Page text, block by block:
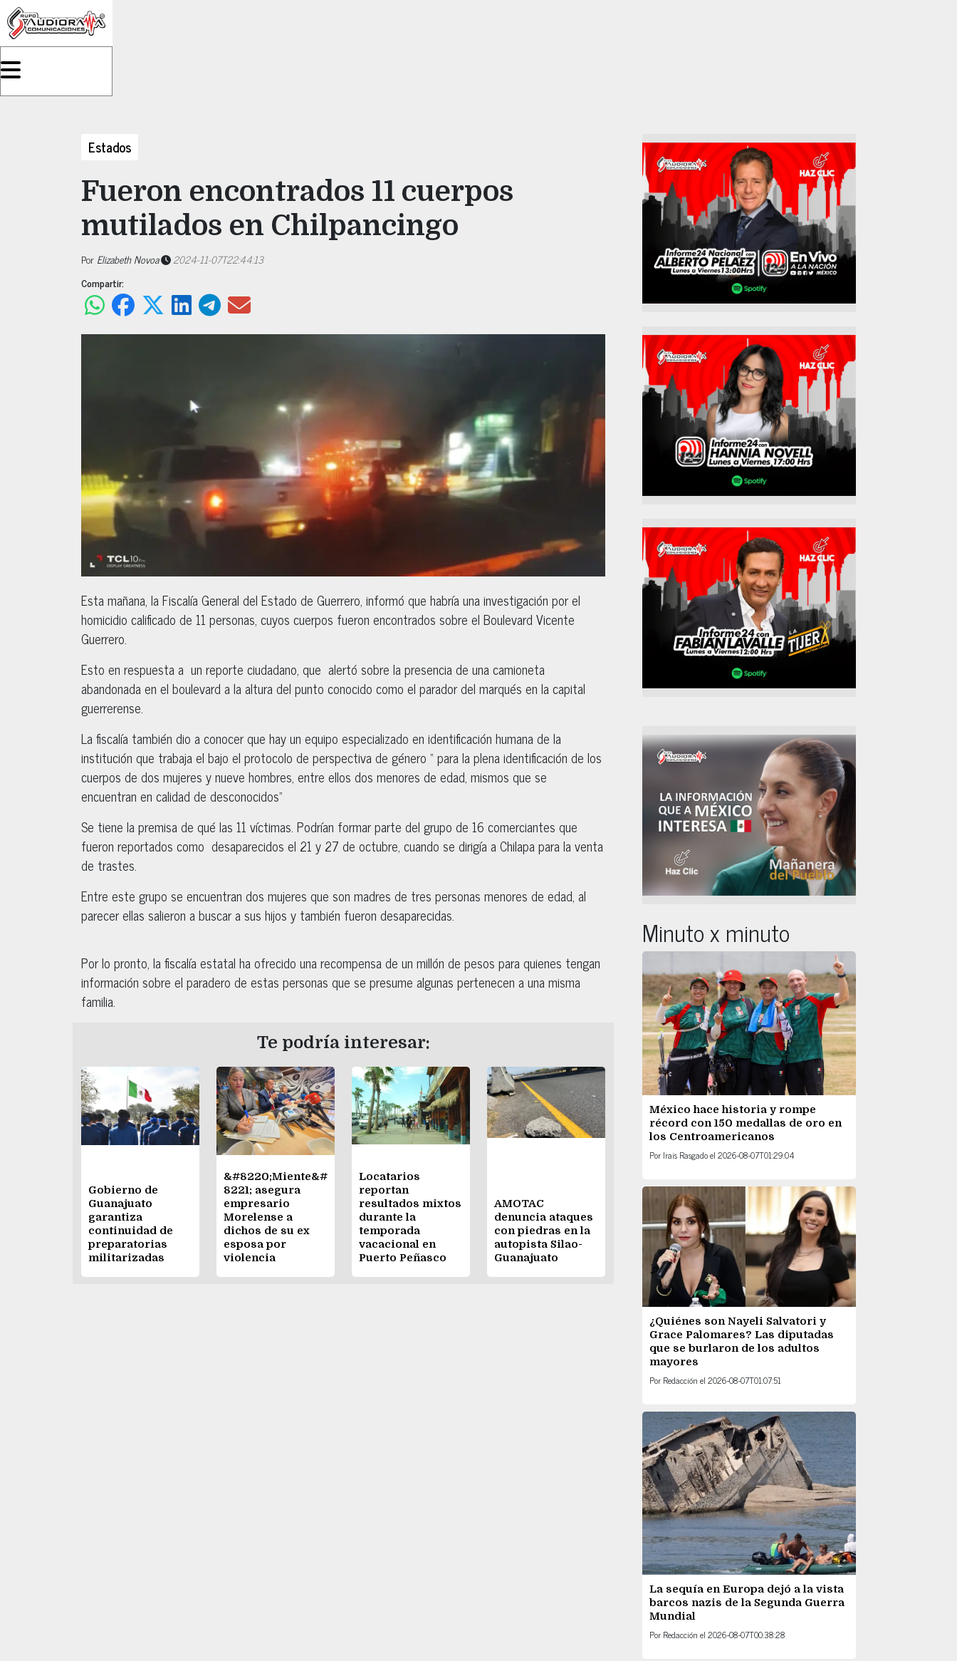
Estados
Fueron encontrados 11 cuerpos
mutilados en Chilpancingo
Por Elizabeth Novoa
2024-11-07T22:44:13
Compartir:
Esta mañana, la Fiscalía General del Estado de Guerrero, informó que habría una investigación por el
homicidio calificado de 11 personas, cuyos cuerpos fueron encontrados sobre el Boulevard Vicente
Guerrero.
Esto en respuesta a un reporte ciudadano, que alertó sobre la presencia de una camioneta
abandonada en el boulevard a la altura del punto conocido como el parador del marqués en la capital
guerrerense.
La fiscalía también dio a conocer que hay un equipo especializado en identificación humana de la
institución que trabaja el bajo el protocolo de perspectiva de género “ para la plena identificación de los
cuerpos de dos mujeres y nueve hombres, entre ellos dos menores de edad, mismos que se
encuentran en calidad de desconocidos”
Se tiene la premisa de qué las 11 víctimas. Podrían formar parte del grupo de 16 comerciantes que
fueron reportados como desaparecidos el 21 y 27 de octubre, cuando se dirigía a Chilapa para la venta
de trastes.
Entre este grupo se encuentran dos mujeres que son madres de tres personas menores de edad, al
parecer ellas salieron a buscar a sus hijos y también fueron desaparecidas.
Por lo pronto, la fiscalía estatal ha ofrecido una recompensa de un millón de pesos para quienes tengan
información sobre el paradero de estas personas que se presume algunas pertenecen a una misma
familia.
Te podría interesar:
Gobierno de
Guanajuato
garantiza
continuidad de
preparatorias
militarizadas
&#8220;Miente&#
8221; asegura
empresario
Morelense a
dichos de su ex
esposa por
violencia
Locatarios
reportan
resultados mixtos
durante la
temporada
vacacional en
Puerto Peñasco
AMOTAC
denuncia ataques
con piedras en la
autopista Silao-
Guanajuato
Minuto x minuto
México hace historia y rompe
récord con 150 medallas de oro en
los Centroamericanos
Por Irais Rasgadoel 2026-08-07T01:29:04
¿Quiénes son Nayeli Salvatori y
Grace Palomares? Las diputadas
que se burlaron de los adultos
mayores
Por Redacción el 2026-08-07T01:07:51
La sequía en Europa dejó a la vista
barcos nazis de la Segunda Guerra
Mundial
Por Redacción el 2026-08-07T00:38:28